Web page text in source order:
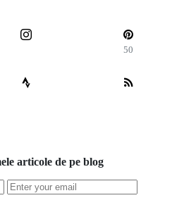
50
articole de pe blog